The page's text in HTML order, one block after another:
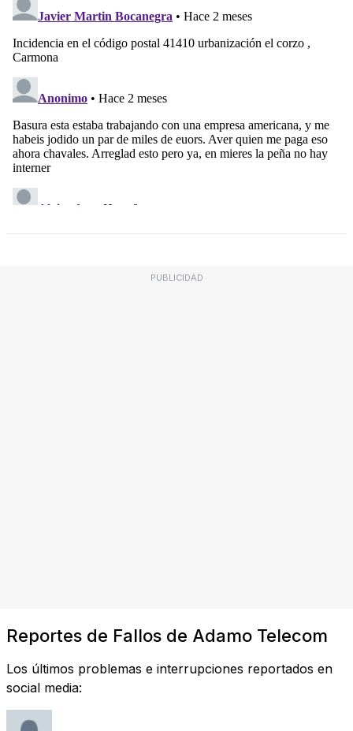
PUBLICIDAD
Reportes de Fallos de Adamo Telecom
Los últimos problemas e interrupciones reportados en
social media: